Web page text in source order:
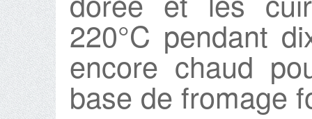
220°C pendant
encore chaud
base de fromage